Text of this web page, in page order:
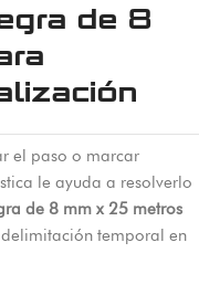
de 8
el paso o marcar
le ayuda a resolverlo
de 8 mm x 25 metros
temporal en